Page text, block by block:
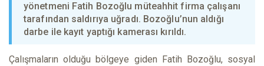
yönetmeni Fatih Bozoğlu müteahhit firma çalışanı
tarafından saldırıya uğradı. Bozoğlu’nun aldığı
darbe ile kayıt yaptığı kamerası kırıldı.
Çalışmaların olduğu bölgeye giden Fatih Bozoğlu, sosyal